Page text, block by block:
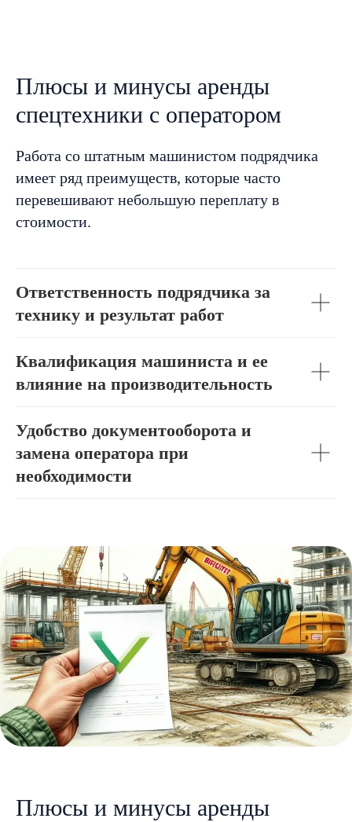
Плюсы и минусы аренды
спецтехники с оператором
Работа со штатным машинистом подрядчика
имеет ряд преимуществ, которые часто
перевешивают небольшую переплату в
стоимости.
Ответственность подрядчика за
технику и результат работ
Квалификация машиниста и ее
влияние на производительность
Удобство документооборота и
замена оператора при
необходимости
Плюсы и минусы аренды